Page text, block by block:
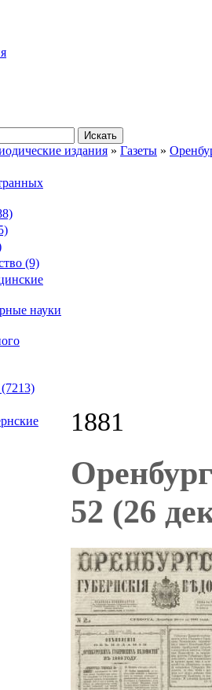
Искать
издания » Газеты »
(9)
науки
1881
52 (26